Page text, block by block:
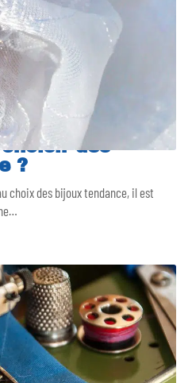
des
?
choix des bijoux tendance, il est
…